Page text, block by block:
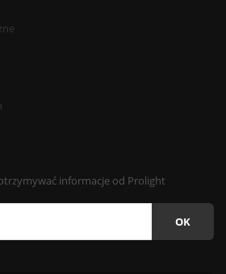
informacje od Prolight
OK